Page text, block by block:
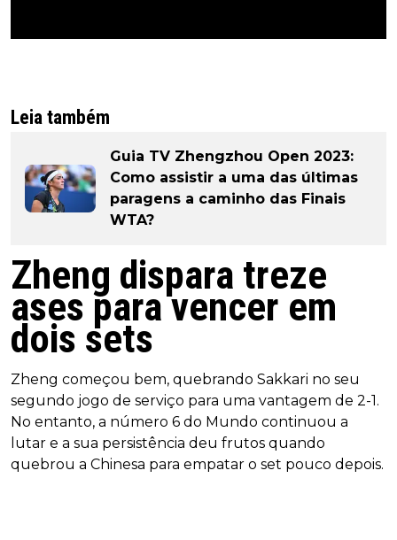
Leia também
Guia TV Zhengzhou Open 2023:
Como assistir a uma das últimas
paragens a caminho das Finais
WTA?
Zheng dispara treze
ases para vencer em
dois sets
Zheng começou bem, quebrando Sakkari no seu
segundo jogo de serviço para uma vantagem de 2-1.
No entanto, a número 6 do Mundo continuou a
lutar e a sua persistência deu frutos quando
quebrou a Chinesa para empatar o set pouco depois.